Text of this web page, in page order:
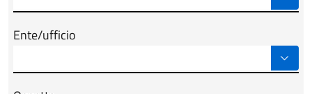
Ente/ufficio